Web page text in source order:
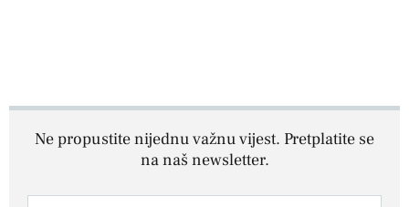
Ne propustite nijednu važnu vijest. Pretplatite se
na naš newsletter.